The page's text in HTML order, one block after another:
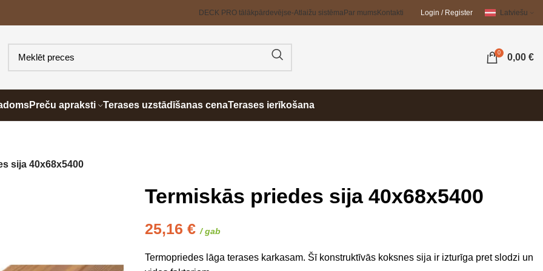
DECK PRO tālākpārdevējse-Atlaižu sistēmaPar mumsKontakti Login / Register Latviešu
0 0,00 €
Preču apraksti Terases uzstādīšanas cenaTerases ierīkošana
sija 40x68x5400
Termiskās priedes sija 40x68x5400
25,16 € / gab
Termopriedes lāga terases karkasam. Šī konstruktīvās koksnes sija ir izturīga pret slodzi un